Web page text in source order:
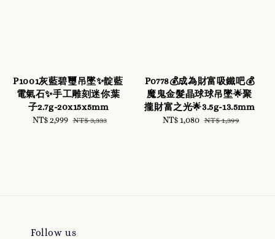
P1001灰藍碧璽吊墜✨靛藍
電氣石✨手工雕刻迷你葉
子2.7g-20x15x5mm
Sale
NT$ 2,999 Regular
NT$ 3,333
P0778💰成為財富吸鐵吧💰
魔鬼金髮晶球球吊墜🌟聚
攏財富之光🌟3.5g-13.5mm
Sale
NT$ 1,080 Regular
NT$ 1,399
Follow us